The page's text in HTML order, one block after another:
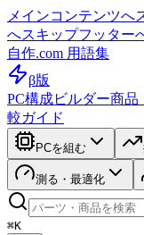
メインコンテンツへ
へスキップフッター
自作.com 用語集
β版
PC構成ビルダー商品
較ガイド
PCを組む
測る・最適化
⌘K